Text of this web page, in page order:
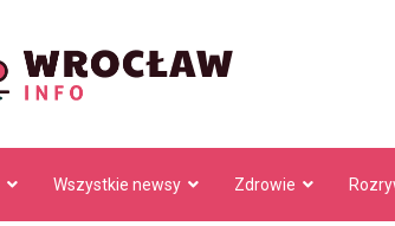
Wszystkie newsy Zdrowie